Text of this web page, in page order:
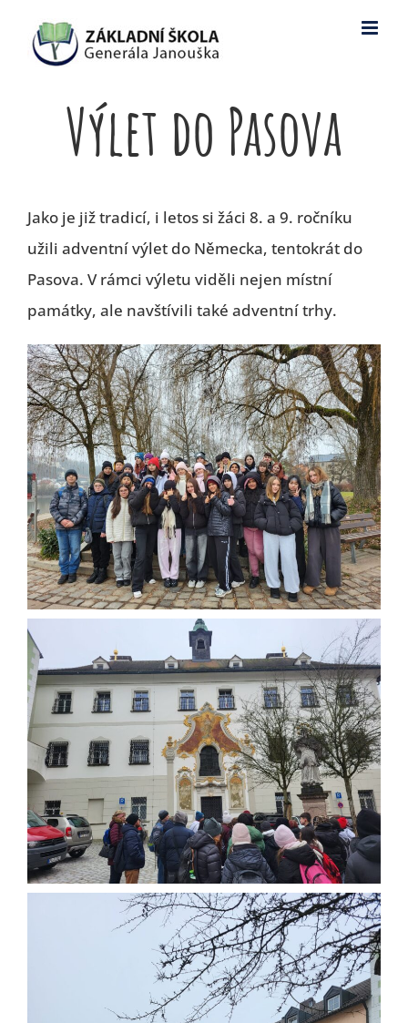
Výlet do Pasova
Jako je již tradicí, i letos si žáci 8. a 9. ročníku
užili adventní výlet do Německa, tentokrát do
Pasova. V rámci výletu viděli nejen místní
památky, ale navštívili také adventní trhy.